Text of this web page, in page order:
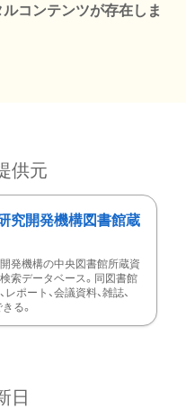
コンテンツが存在しま
供元
究開発機構図書館蔵
発機構の中央図書館所蔵資
索データベース。同図書館
ポート、会議資料、雑誌、
る。
日